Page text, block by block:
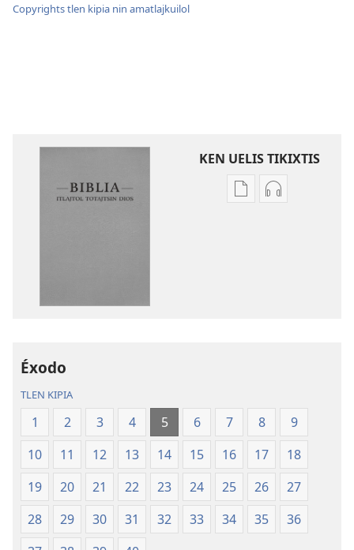
Copyrights tlen kipia nin amatlajkuilol
KEN UELIS TIKIXTIS
XikinkixtiXikkixti
Éxodo
TLEN KIPIA
1 2 3 4 5 6 7 8
9
10
11 12 13 14 15 16 17
18
19
20 21 22 23 24 25 26
27
28
29 30 31 32 33 34 35
36